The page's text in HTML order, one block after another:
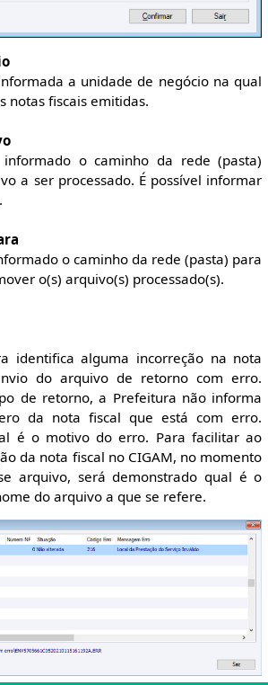
a unidade de negócio na qual
notas fiscais emitidas.
o caminho da rede (pasta)
a ser processado. É possível informar
o caminho da rede (pasta) para
o(s) arquivo(s) processado(s).
identifica alguma incorreção na nota
do arquivo de retorno com erro.
de retorno, a Prefeitura não informa
da nota fiscal que está com erro.
é o motivo do erro. Para facilitar ao
da nota fiscal no CIGAM, no momento
arquivo, será demonstrado qual é o
do arquivo a que se refere.